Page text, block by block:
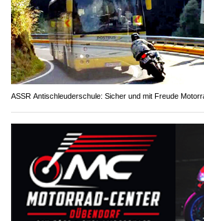
ASSR Antischleuderschule: Sicher und mit Freude